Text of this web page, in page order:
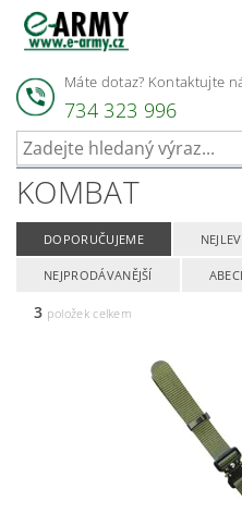
Máte dotaz? Kontaktujte
734 323 996
KOMBAT
DOPORUČUJEME
NEJPRODÁVANĚJŠÍ
3 položek celkem